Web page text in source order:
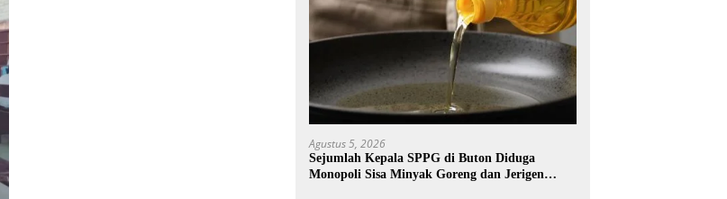
Agustus 5, 2026
Sejumlah Kepala SPPG di Buton Diduga
Monopoli Sisa Minyak Goreng dan Jerigen